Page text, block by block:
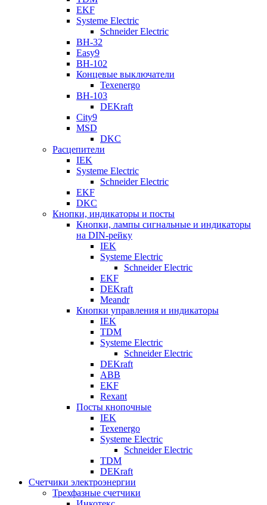
EKF
Systeme Electric
Schneider Electric
ВН-32
Easy9
ВН-102
Концевые выключатели
Texenergo
ВН-103
DEKraft
City9
MSD
DKC
Расцепители
IEK
Systeme Electric
Schneider Electric
EKF
DKC
Кнопки, индикаторы и посты
Кнопки, лампы сигнальные и индикаторы
на DIN-рейку
IEK
Systeme Electric
Schneider Electric
EKF
DEKraft
Meandr
Кнопки управления и индикаторы
IEK
TDM
Systeme Electric
Schneider Electric
DEKraft
ABB
EKF
Rexant
Посты кнопочные
IEK
Texenergo
Systeme Electric
Schneider Electric
TDM
DEKraft
Счетчики электроэнергии
Трехфазные счетчики